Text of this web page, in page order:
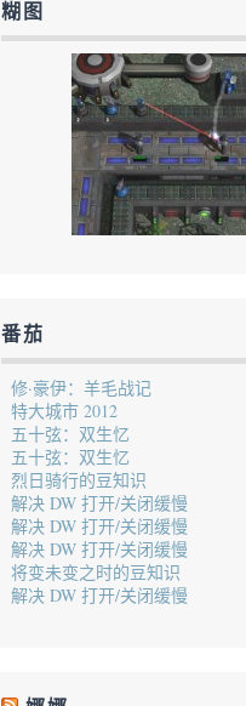
糊图
番茄
修·豪伊：羊毛战记
特大城市 2012
五十弦：双生忆
五十弦：双生忆
烈日骑行的豆知识
解决 DW 打开/关闭缓慢
解决 DW 打开/关闭缓慢
解决 DW 打开/关闭缓慢
将变未变之时的豆知识
解决 DW 打开/关闭缓慢